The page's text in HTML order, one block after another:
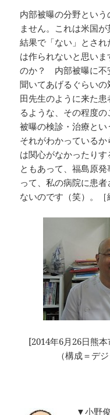
内部被曝の分野とい
ません。これは米国
結果で「ない」とさ
は作られないと思い
のか？ 内部被曝に不
聞いてあげるぐらい
田先生のように来た
るような、その程度の
被曝の検診・治療とい
それがわかっている
は関心がなかったり
ともあって、福島原
って、私の病院に患
ないのです（笑）。［
[2014年6月26日熊
（構成＝デ
▼小野